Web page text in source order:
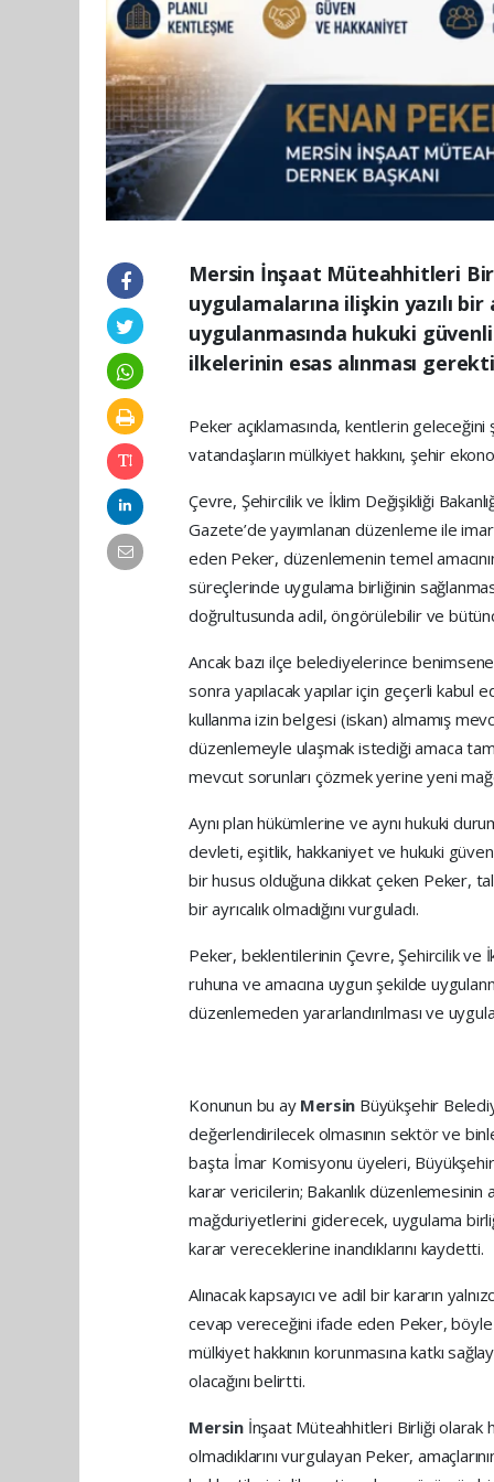
Mersin İnşaat Müteahhitleri
uygulamalarına ilişkin yazılı
uygulanmasında hukuki
ilkelerinin esas alınması
Peker açıklamasında, kentlerin
vatandaşların mülkiyet hakkını, şehir
Çevre, Şehircilik ve İklim Değişikliği
Gazete’de yayımlanan düzenleme ile
eden Peker, düzenlemenin temel
süreçlerinde uygulama birliğinin
doğrultusunda adil, öngörülebilir ve
Ancak bazı ilçe belediyelerince
sonra yapılacak yapılar için geçerli kabul
kullanma izin belgesi (iskan) almamış
düzenlemeyle ulaşmak istediği amaca
mevcut sorunları çözmek yerine yeni
Aynı plan hükümlerine ve aynı hukuki
devleti, eşitlik, hakkaniyet ve hukuki
bir husus olduğuna dikkat çeken Peker,
bir ayrıcalık olmadığını vurguladı.
Peker, beklentilerinin Çevre, Şehircilik ve
ruhuna ve amacına uygun şekilde
düzenlemeden yararlandırılması ve
Konunun bu ay Mersin Büyükşehir
değerlendirilecek olmasının sektör ve
başta İmar Komisyonu üyeleri,
karar vericilerin; Bakanlık düzenlemesinin
mağduriyetlerini giderecek, uygulama
karar vereceklerine inandıklarını kaydetti.
Alınacak kapsayıcı ve adil bir kararın
cevap vereceğini ifade eden Peker, böyle
mülkiyet hakkının korunmasına katkı
olacağını belirtti.
Mersin İnşaat Müteahhitleri Birliği olarak
olmadıklarını vurgulayan Peker,